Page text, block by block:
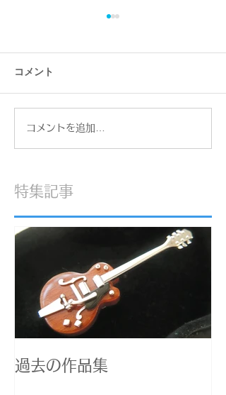
合同展『ねこぱ！』
コメント
コメントを追加…
特集記事
過去の作品集